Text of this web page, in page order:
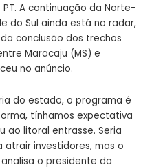
A continuação da Norte-
do Sul ainda está no radar,
conclusão dos trechos
Maracaju (MS) e
no anúncio.
do estado, o programa é
tínhamos expectativa
ao litoral entrasse. Seria
investidores, mas o
o presidente da